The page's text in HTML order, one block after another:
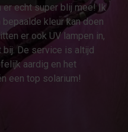
er echt super blij mee! Ik
kleur kan doen
er ook UV lampen in,
bij. De service is altijd
aardig en het
een top solarium!